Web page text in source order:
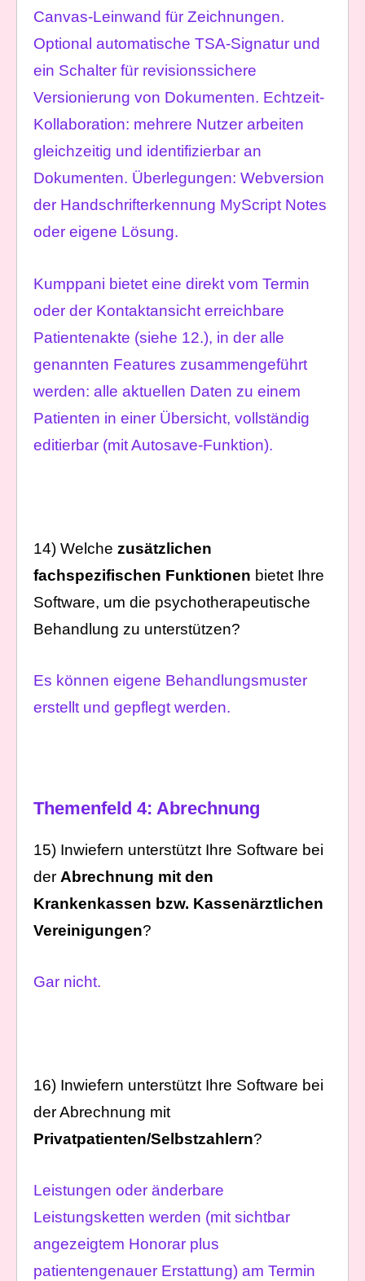
Canvas-Leinwand für Zeichnungen.
Optional automatische TSA-Signatur und
ein Schalter für revisionssichere
Versionierung von Dokumenten. Echtzeit-
Kollaboration: mehrere Nutzer arbeiten
gleichzeitig und identifizierbar an
Dokumenten. Überlegungen: Webversion
der Handschrifterkennung MyScript Notes
oder eigene Lösung.
Kumppani bietet eine direkt vom Termin
oder der Kontaktansicht erreichbare
Patientenakte (siehe 12.), in der alle
genannten Features zusammengeführt
werden: alle aktuellen Daten zu einem
Patienten in einer Übersicht, vollständig
editierbar (mit Autosave-Funktion).
14) Welche zusätzlichen
fachspezifischen Funktionen bietet Ihre
Software, um die psychotherapeutische
Behandlung zu unterstützen?
Es können eigene Behandlungsmuster
erstellt und gepflegt werden.
Themenfeld 4: Abrechnung
15) Inwiefern unterstützt Ihre Software bei
der Abrechnung mit den
Krankenkassen bzw. Kassenärztlichen
Vereinigungen?
Gar nicht.
16) Inwiefern unterstützt Ihre Software bei
der Abrechnung mit
Privatpatienten/Selbstzahlern?
Leistungen oder änderbare
Leistungsketten werden (mit sichtbar
angezeigtem Honorar plus
patientengenauer Erstattung) am Termin